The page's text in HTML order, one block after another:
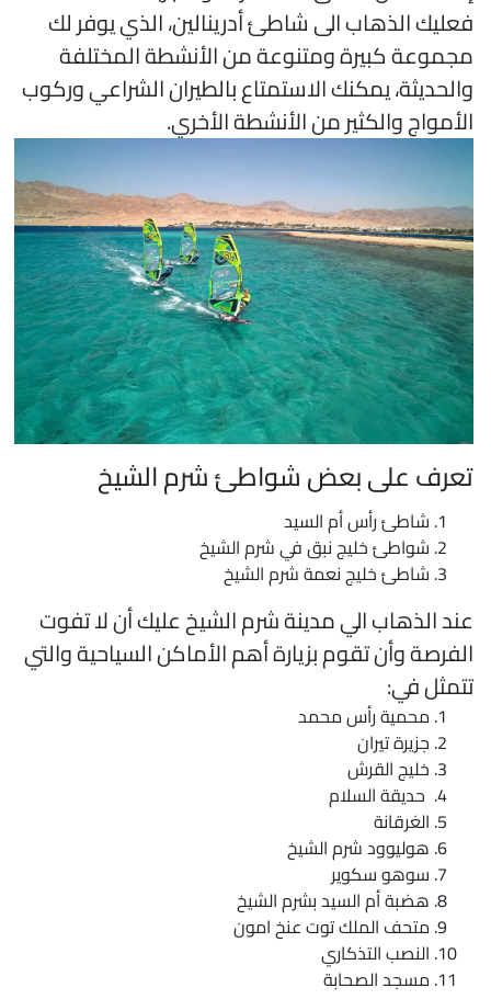
الذهاب الى شاطئ أدرينالين، الذي يوفر لك
كبيرة ومتنوعة من الأنشطة المختلفة
يمكنك الاستمتاع بالطيران الشراعي وركوب
والكثير من الأنشطة الأخري.
على بعض شواطئ شرم الشيخ
شاطئ رأس أم السيد
شواطئ خليج نبق في شرم الشيخ
شاطئ خليج نعمة شرم الشيخ
الذهاب الي مدينة شرم الشيخ عليك أن لا تفوت
وأن تقوم بزيارة أهم الأماكن السياحية والتي
في:
محمية رأس محمد
جزيرة تيران
خليج القرش
حديقة السلام
الغرقانة
هوليوود شرم الشيخ
سوهو سكوير
هضبة أم السيد بشرم الشيخ
متحف الملك توت عنخ امون
النصب التذكاري
مسجد الصحابة